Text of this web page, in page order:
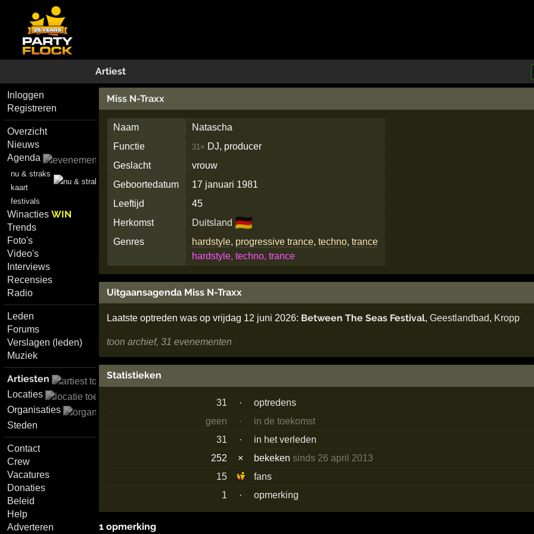
Artiest
Inloggen
Registreren
Overzicht
Nieuws
Agenda
nu & straks
kaart
festivals
WinactiesWIN
Trends
Foto's
Video's
Interviews
Recensies
Radio
Leden
Forums
Verslagen (leden)
Muziek
Artiesten
Locaties
Organisaties
Steden
Contact
Crew
Vacatures
Donaties
Beleid
Help
Adverteren
Miss N-Traxx
Naam
Natascha
Functie
31× DJ, producer
Geslacht
vrouw
Geboortedatum
17 januari 1981
Leeftijd
45
Herkomst
Duitsland 🇩🇪
Genres hardstyle, progressive trance,techno,trance
hardstyle, techno, trance
Uitgaansagenda Miss N-Traxx
Laatste optreden was op vrijdag 12 juni 2026: Between The Seas Festival, Geestlandbad, Kropp
toon archief, 31 evenementen
Statistieken
31 ·
optredens
geen
·
in de toekomst
31
·
in het verleden
252
× bekekensinds 26 april 2013
15
fans
1
· opmerking
1 opmerking